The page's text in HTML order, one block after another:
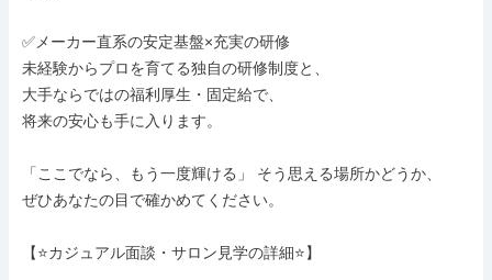
✅メーカー直系の安定基盤×充実の研修
未経験からプロを育てる独自の研修制度と、
大手ならではの福利厚生・固定給で、
将来の安心も手に入ります。
「ここでなら、もう一度輝ける」 そう思える場所かどうか、
ぜひあなたの目で確かめてください。
【⭐カジュアル面談・サロン見学の詳細⭐】